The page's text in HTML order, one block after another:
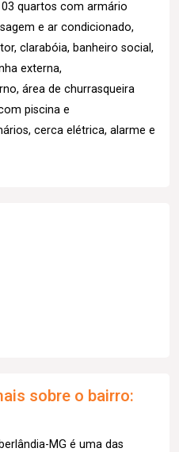
quartos com armário
e ar condicionado,
clarabóia, banheiro social,
externa,
área de churrasqueira
piscina e
cerca elétrica, alarme e
sobre o bairro:
MG é uma das